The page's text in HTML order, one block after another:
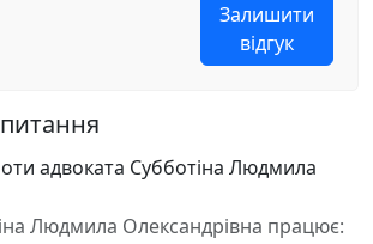
Залишити
відгук
адвоката Субботіна Людмила
Людмила Олександрівна працює: